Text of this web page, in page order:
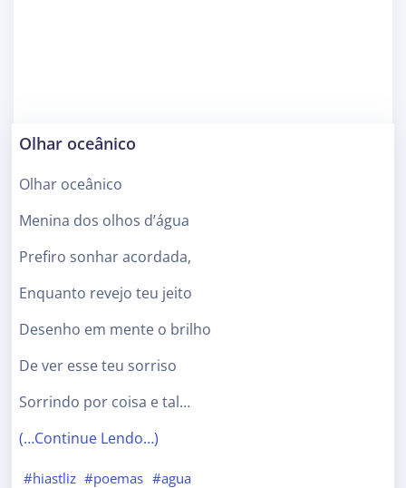
Olhar oceânico
Olhar oceânico
Menina dos olhos d’água
Prefiro sonhar acordada,
Enquanto revejo teu jeito
Desenho em mente o brilho
De ver esse teu sorriso
Sorrindo por coisa e tal…
(…Continue Lendo…)
#hiastliz #poemas #agua